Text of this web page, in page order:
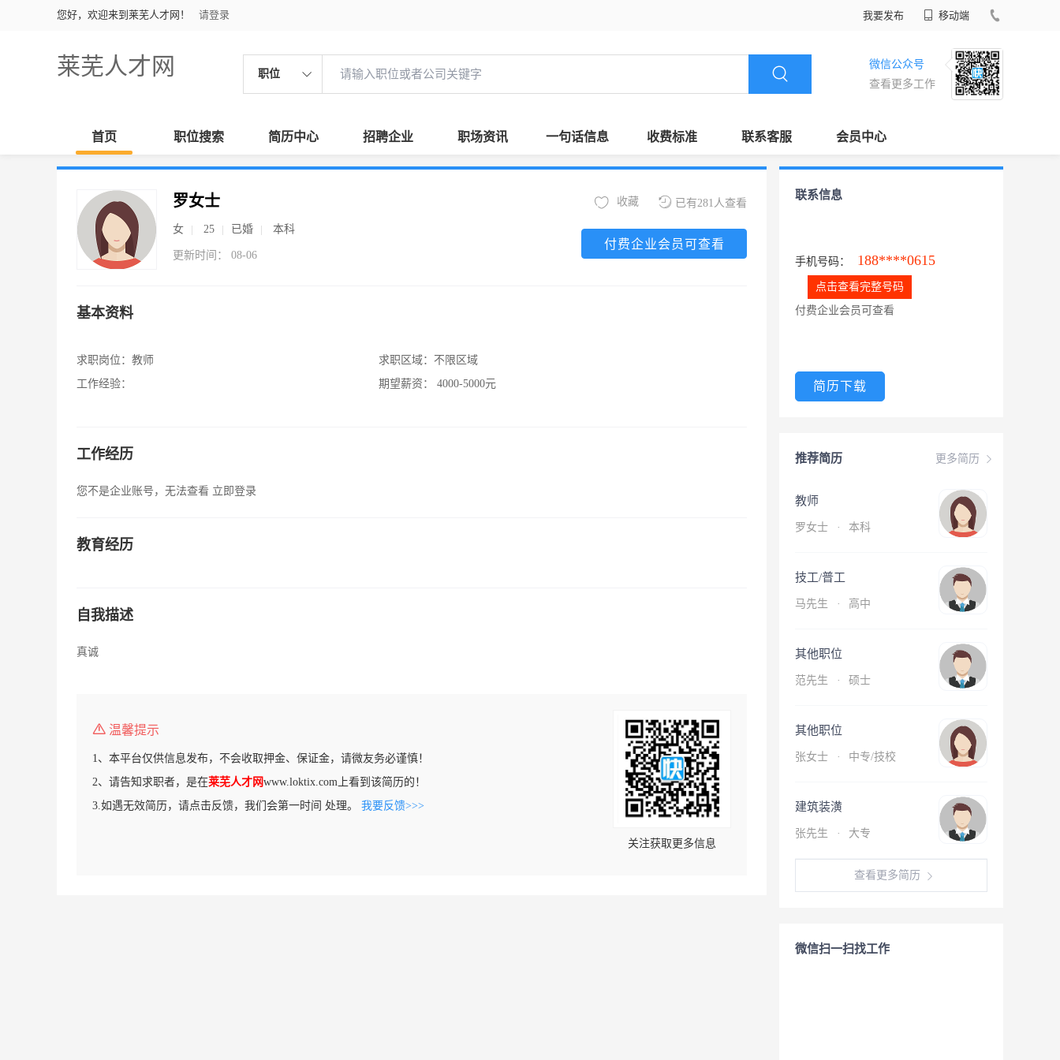
您好，欢迎来到莱芜人才网！ 请登录 我要发布 移动端
莱芜人才网 职位
微信公众号
查看更多工作
首页 职位搜索 简历中心 招聘企业 职场资讯 一句话信息 收费标准 联系客服 会员中心
罗女士
女 25 已婚 本科
更新时间： 08-06
已有281人查看
收藏
付费企业会员可查看
基本资料
求职岗位： 教师
工作经验：
求职区域： 不限区域
期望薪资：
4000-5000元
工作经历
您不是企业账号，无法查看 立即登录
教育经历
自我描述
真诚
温馨提示
1、本平台仅供信息发布，不会收取押金、保证金，请微友务必谨慎！
2、请告知求职者，是在莱芜人才网www.loktix.com上看到该简历的！
3.如遇无效简历，请点击反馈，我们会第一时间 处理。 我要反馈>>>
关注获取更多信息
联系信息
手机号码： 188****0615
点击查看完整号码
付费企业会员可查看
简历下载
更多简历
推荐简历
教师
罗女士 · 本科
技工/普工
马先生 · 高中
其他职位
范先生 · 硕士
其他职位
张女士 · 中专/技校
建筑装潢
张先生 · 大专
查看更多简历
微信扫一扫找工作